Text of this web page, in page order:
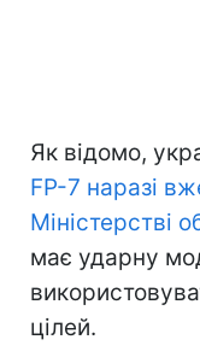
Як відомо,
FP-7 наразі
Міністерстві
має ударну
цілей.